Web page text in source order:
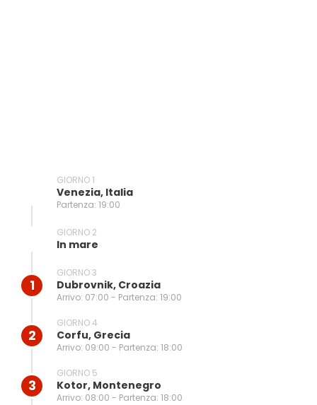
GIORNO 1
Venezia, Italia
Partenza: 19:00
GIORNO 2
In mare
1
GIORNO 3
Dubrovnik, Croazia
Arrivo: 07:00 - Partenza: 19:00
2
GIORNO 4
Corfu, Grecia
Arrivo: 09:00 - Partenza: 18:00
3
GIORNO 5
Kotor, Montenegro
Arrivo: 08:00 - Partenza: 18:00